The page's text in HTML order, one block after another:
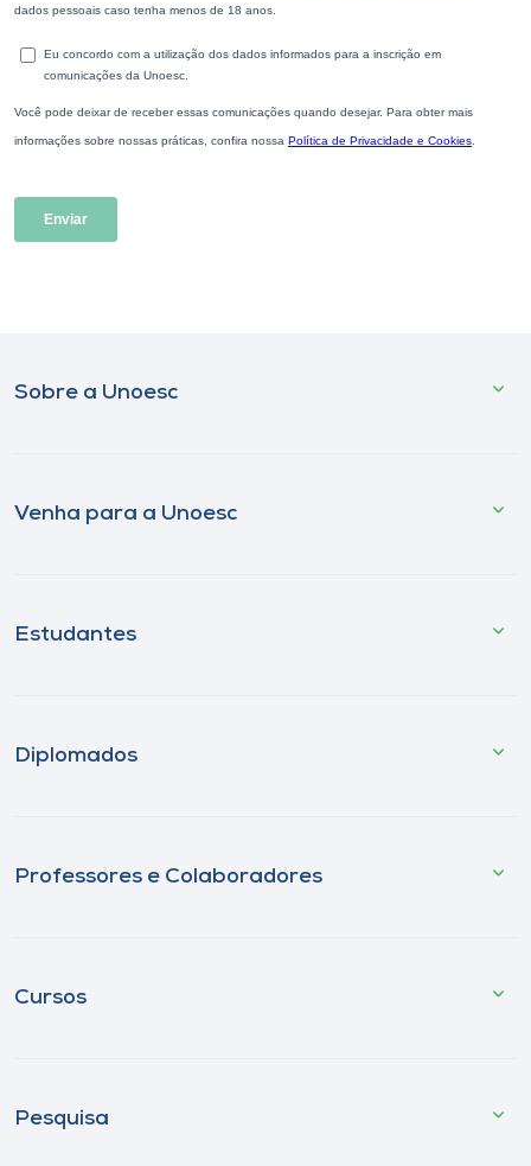
Sobre a Unoesc
Venha para a Unoesc
Estudantes
Diplomados
Professores e Colaboradores
Cursos
Pesquisa